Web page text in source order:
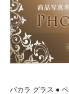
バカラ グラス ●